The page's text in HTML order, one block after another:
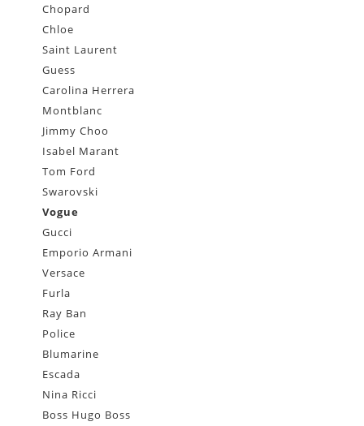
Chopard
Chloe
Saint Laurent
Guess
Carolina Herrera
Montblanc
Jimmy Choo
Isabel Marant
Tom Ford
Swarovski
Vogue
Gucci
Emporio Armani
Versace
Furla
Ray Ban
Police
Blumarine
Escada
Nina Ricci
Boss Hugo Boss